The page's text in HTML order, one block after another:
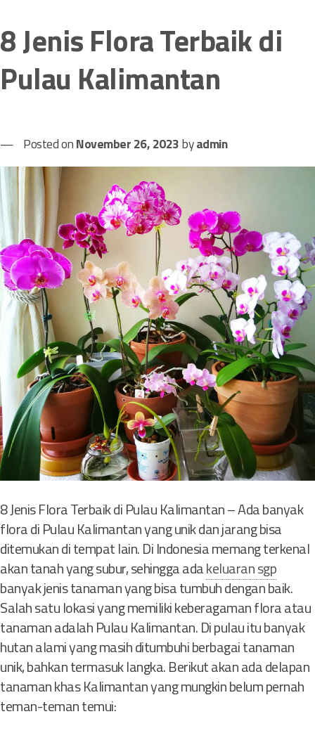
8 Jenis Flora Terbaik di
Pulau Kalimantan
Posted onNovember 26, 2023byadmin
8 Jenis Flora Terbaik di Pulau Kalimantan – Ada banyak
flora di Pulau Kalimantan yang unik dan jarang bisa
ditemukan di tempat lain. Di Indonesia memang terkenal
akan tanah yang subur, sehingga adakeluaran sgp
banyak jenis tanaman yang bisa tumbuh dengan baik.
Salah satu lokasi yang memiliki keberagaman flora atau
tanaman adalah Pulau Kalimantan. Di pulau itu banyak
hutan alami yang masih ditumbuhi berbagai tanaman
unik, bahkan termasuk langka. Berikut akan ada delapan
tanaman khas Kalimantan yang mungkin belum pernah
teman-teman temui: